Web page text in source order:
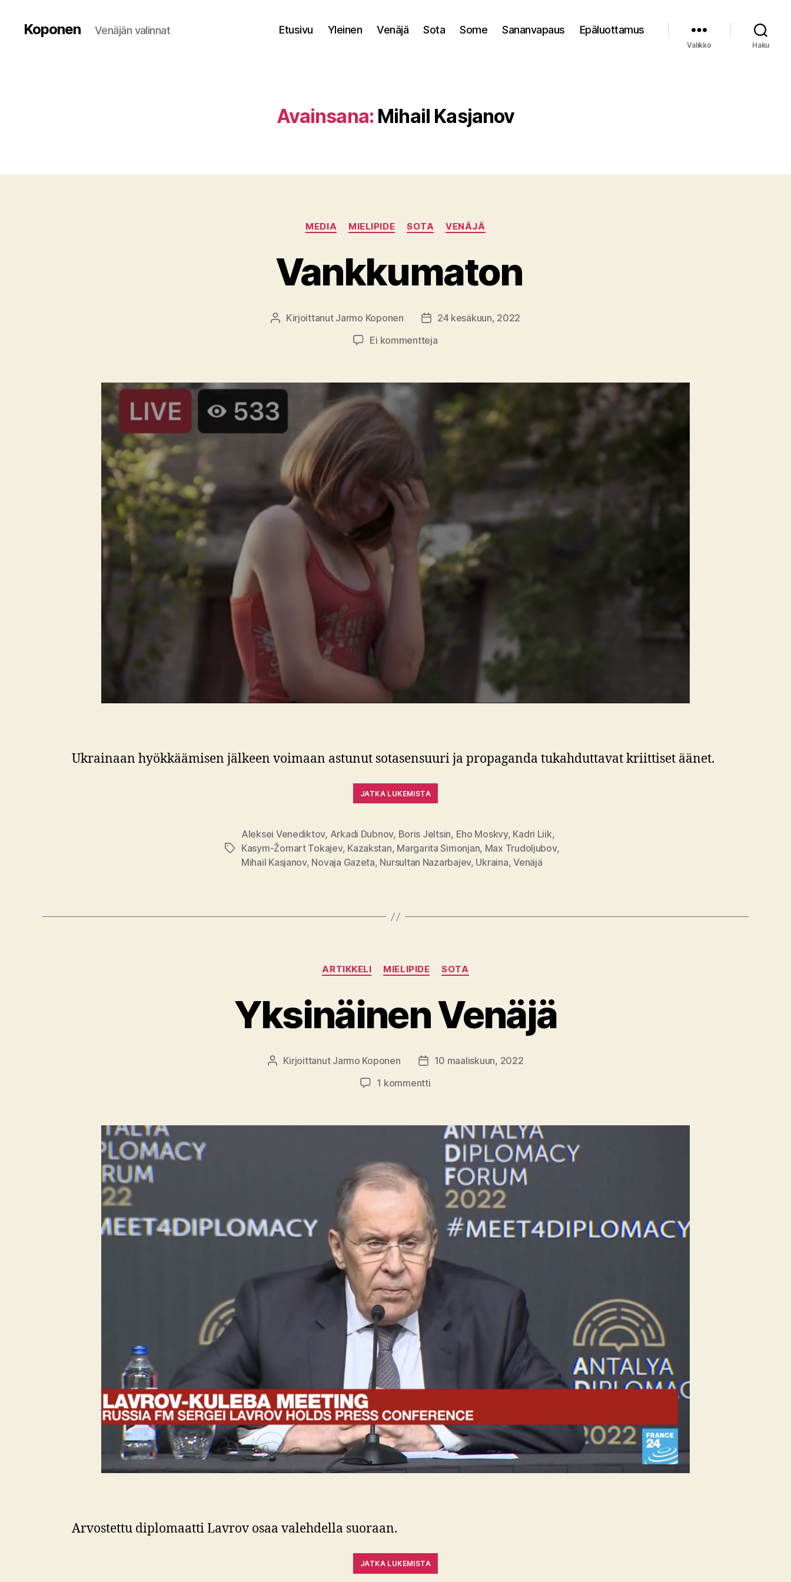
Koponen Venäjän valinnat Etusivu Yleinen Venäjä Sota Some Sananvapaus Epäluottamus
Valikko Haku
Avainsana: Mihail Kasjanov
Kategoriat
MEDIA MIELIPIDE SOTA VENÄJÄ
Vankkumaton
Kirjoittaja
Kirjoittanut Jarmo Koponen Julkaisupäivämäärä
24 kesäkuun, 2022
Ei kommenttejaartikkeliin
Ukrainaan hyökkäämisen jälkeen voimaan astunut sotasensuuri ja propaganda tukahduttavat kriittiset äänet.
JATKA LUKEMISTA
Avainsanat
Aleksei Venediktov, Arkadi Dubnov, Boris Jeltsin, Eho Moskvy, Kadri Liik,
Kasym-Žomart Tokajev, Kazakstan, Margarita Simonjan, Max Trudoljubov,
Mihail Kasjanov, Novaja Gazeta, Nursultan Nazarbajev, Ukraina,Venäjä
Kategoriat
ARTIKKELI MIELIPIDE SOTA
Yksinäinen Venäjä
Kirjoittaja
Kirjoittanut Jarmo Koponen Julkaisupäivämäärä
10 maaliskuun, 2022
1 kommenttiartikkeliin
Arvostettu diplomaatti Lavrov osaa valehdella suoraan.
JATKA LUKEMISTA